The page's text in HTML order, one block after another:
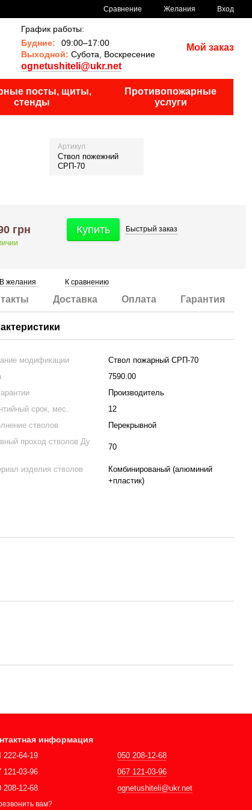
Сравнение Желания Вход
График работы:
Будние:
09:00–17:00
Выходной: Субота, Воскресение
ognetushiteli@ukr.net
Мой заказ
посты, щиты,
стенды
Противопожарные
услуги
Артикул
Ствол пожежний
СРП-70
грн Купить Быстрый заказ
В желания К сравнению
Доставка Оплата Гарантия
модификации
Ствол пожарный СРП-70
7590.00
Производитель
срок, мес.
12
стволов
Перекрывной
проход стволов Ду
70
изделия стволов
Комбинированый (алюминий
+пластик)
информация
222-64-19
121-03-96
208-12-68
вам?
050 208-12-68
067 121-03-96
ognetushiteli@ukr.net